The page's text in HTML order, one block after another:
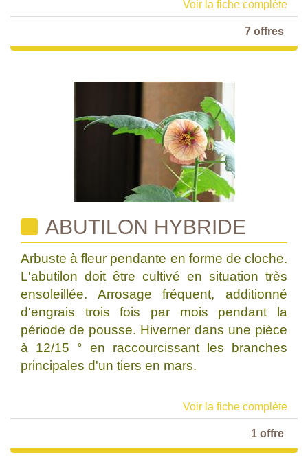
Voir la fiche complète
7 offres
ABUTILON HYBRIDE
Arbuste à fleur pendante en forme de cloche.
L'abutilon doit être cultivé en situation très
ensoleillée. Arrosage fréquent, additionné
d'engrais trois fois par mois pendant la
période de pousse. Hiverner dans une pièce
à 12/15 ° en raccourcissant les branches
principales d'un tiers en mars.
Voir la fiche complète
1 offre